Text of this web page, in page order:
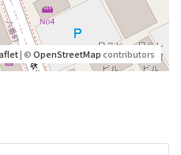
| ©OpenStreetMapcontributors